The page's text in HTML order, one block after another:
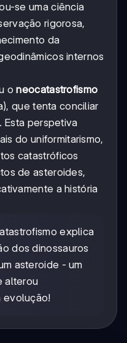
se uma ciência
rigorosa,
da
internos
oneocatastrofismo
que tenta conciliar
Esta perspetiva
do uniformitarismo,
catastróficos
de asteroides,
a história
explica
dos dinossauros
asteroide - um
alterou
evolução!